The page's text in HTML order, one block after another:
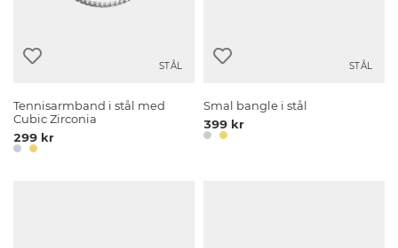
STÅL
Tennisarmband i stål med
Cubic Zirconia
299 kr
STÅL
Smal bangle i stål
399 kr